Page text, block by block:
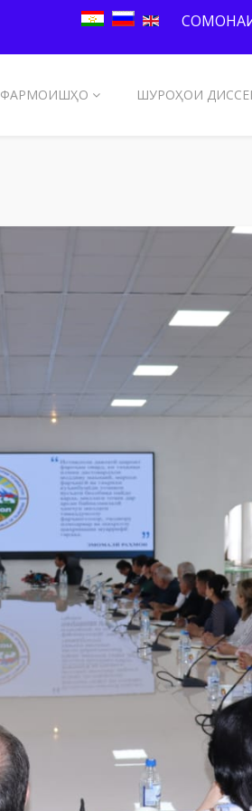
ФАРМОИШҲО ШУРОҲОИ